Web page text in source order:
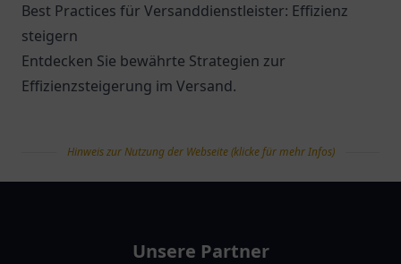
Best Practices für Versanddienstleister: Effizienz
steigern
Entdecken Sie bewährte Strategien zur
Effizienzsteigerung im Versand.
Hinweis zur Nutzung der Webseite (klicke für mehr Infos)
Unsere Partner